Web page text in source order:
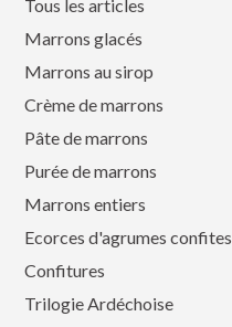
Tous les articles
Marrons glacés
Marrons au sirop
Crème de marrons
Pâte de marrons
Purée de marrons
Marrons entiers
Ecorces d'agrumes confites
Confitures
Trilogie Ardéchoise